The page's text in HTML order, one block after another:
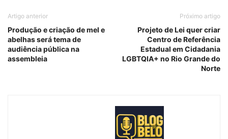
Artigo anterior
Produção e criação de mel e
abelhas será tema de
audiência pública na
assembleia
Próximo artigo
Projeto de Lei quer criar
Centro de Referência
Estadual em Cidadania
LGBTQIA+ no Rio Grande do
Norte